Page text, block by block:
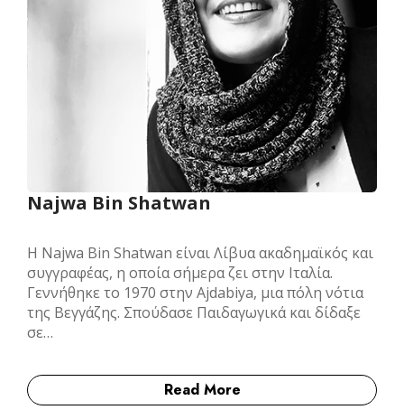
Najwa Bin Shatwan
Η Najwa Bin Shatwan είναι Λίβυα ακαδημαϊκός και
συγγραφέας, η οποία σήμερα ζει στην Ιταλία.
Γεννήθηκε το 1970 στην Ajdabiya, μια πόλη νότια
της Βεγγάζης. Σπούδασε Παιδαγωγικά και δίδαξε
σε…
Read More